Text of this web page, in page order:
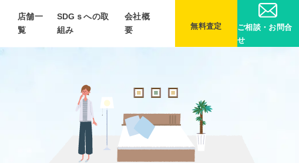
店舗一
覧
SDGｓへの取
組み
会社概
要
無料査定
ご相談・お問合
せ